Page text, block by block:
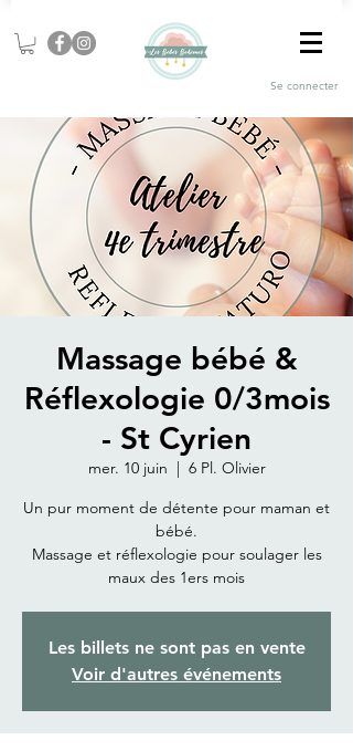
Se connecter
Massage bébé &
Réflexologie 0/3mois
- St Cyrien
mer. 10 juin
  |
6 Pl. Olivier
Un pur moment de détente pour maman et
bébé.
Massage et réflexologie pour soulager les
maux des 1ers mois
Les billets ne sont pas en vente
Voir d'autres événements